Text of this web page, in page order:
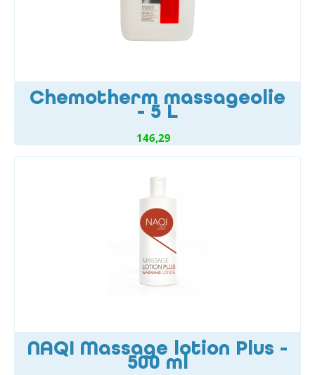
Chemotherm massageolie
- 5 L
146,29
NAQI Massage lotion Plus -
500 ml